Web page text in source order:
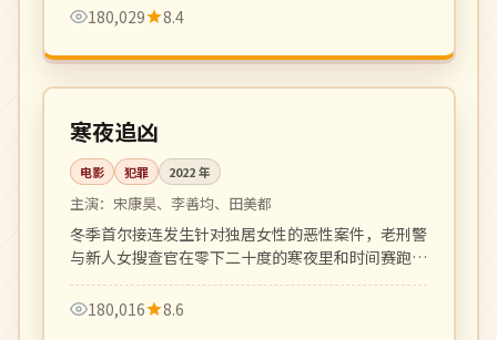
180,029
8.4
韩国
院线 136 分钟
寒夜追凶
电影 犯罪 2022年
主演： 宋康昊、李善均、田美都
冬季首尔接连发生针对独居女性的恶性案件，老刑警
与新人女搜查官在零下二十度的寒夜里和时间赛跑。
氛围压抑写实，硬核犯罪片佳作。
180,016
8.6